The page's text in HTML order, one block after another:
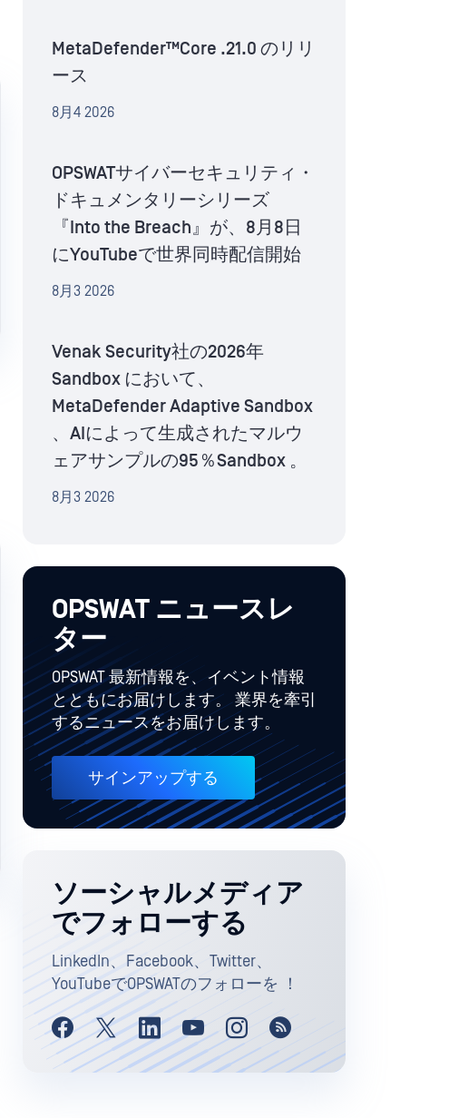
MetaDefender™Core .21.0 のリリ
ース
8月4 2026
OPSWATサイバーセキュリティ・
ドキュメンタリーシリーズ
『Into the Breach』が、8月8日
にYouTubeで世界同時配信開始
8月3 2026
Venak Security社の2026年
Sandbox において、
MetaDefender Adaptive Sandbox
、AIによって生成されたマルウ
ェアサンプルの95％Sandbox 。
8月3 2026
OPSWAT ニュースレ
ター
OPSWAT 最新情報を、イベント情報
とともにお届けします。 業界を牽引
するニュースをお届けします。
サインアップする
ソーシャルメディア
でフォローする
LinkedIn、Facebook、Twitter、
YouTubeでOPSWATのフォローを ！